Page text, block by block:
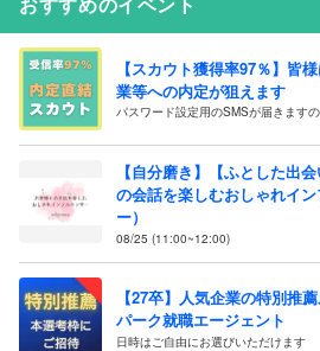
【スカウト獲得率97％】皆
業等への内定が狙えます
パスワード設定用のSMSが届きます
【自分磨き】【ふとした出
の会話を楽しむおしゃれイ
ー）
08/25 (11:00~12:00)
【27卒】人気企業の特別推
パーク就職エージェント
日時はご自由にお選びいただけます